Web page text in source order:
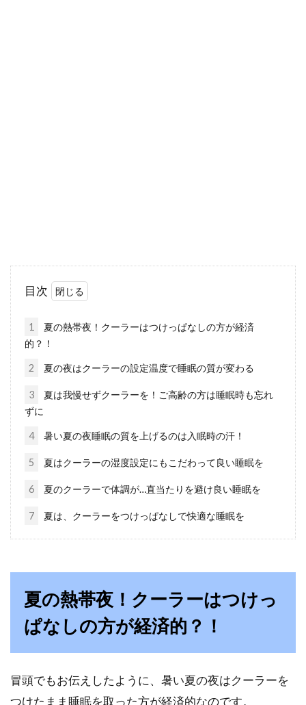
睡眠ダイエットは本やネットで話題
沸騰中！その真相に迫る！
近年では、睡眠ダイエットというダイエット方
ります。...
うにとれなくなるという方も増えてきていま
す。睡眠をしっ...
led電球の寿命が長いって本当？照明
目次
1
夏の熱帯夜！クーラーはつけっぱなしの方が経済
的？！
2 夏の夜はクーラーの設定温度で睡眠の質が変わる
3
夏は我慢せずクーラーを！ご高齢の方は睡眠時も忘れ
ずに
4 暑い夏の夜睡眠の質を上げるのは入眠時の汗！
5 夏はクーラーの湿度設定にもこだわって良い睡眠を
6 夏のクーラーで体調が…直当たりを避け良い睡眠を
7 夏は、クーラーをつけっぱなしで快適な睡眠を
夏の熱帯夜！クーラーはつけっ
ぱなしの方が経済的？！
冒頭でもお伝えしたように、暑い夏の夜はクーラーを
つけたまま睡眠を取った方が経済的なのです。